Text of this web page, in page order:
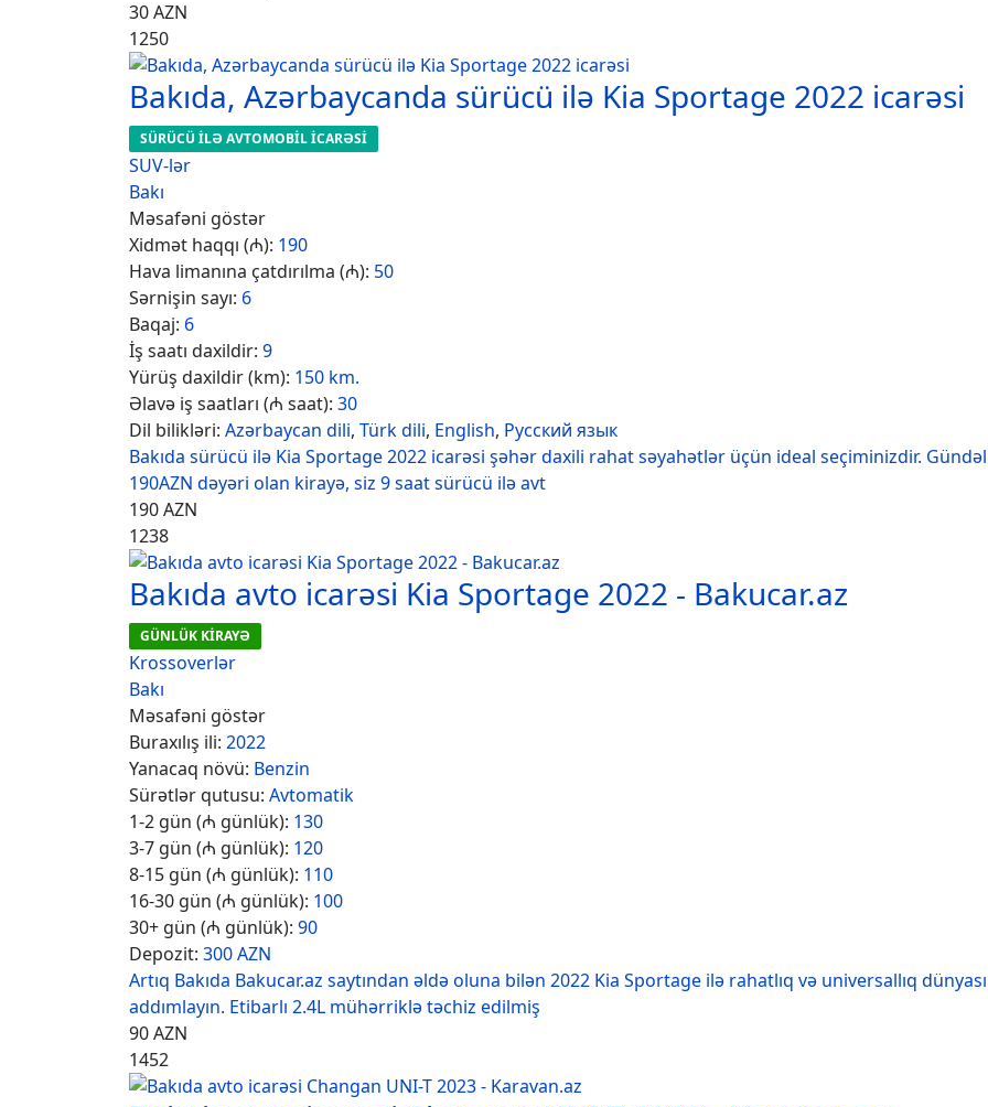
30AZN
1250
Bakıda, Azərbaycanda sürücü ilə Kia Sportage 2022 icarəsi
SÜRÜCÜ İLƏ AVTOMOBİL İCARƏSİ
SUV-lər
Bakı
Məsafəni göstər
Xidmət haqqı (₼): 190
Hava limanına çatdırılma (₼): 50
Sərnişin sayı: 6
Baqaj: 6
İş saatı daxildir: 9
Yürüş daxildir (km): 150 km.
Əlavə iş saatları (₼ saat): 30
Dil bilikləri: Azərbaycan dili, Türk dili, English, Русский язык
Bakıda sürücü ilə Kia Sportage 2022 icarəsi şəhər daxili rahat səyahətlər üçün ideal seçiminizdir.
190AZN dəyəri olan kirayə, siz 9 saat sürücü ilə avt
190AZN
1238
Bakıda avto icarəsi Kia Sportage 2022 - Bakucar.az
GÜNLÜK KİRAYƏ
Krossoverlər
Bakı
Məsafəni göstər
Buraxılış ili: 2022
Yanacaq növü: Benzin
Sürətlər qutusu: Avtomatik
1-2 gün (₼ günlük): 130
3-7 gün (₼ günlük): 120
8-15 gün (₼ günlük): 110
16-30 gün (₼ günlük): 100
30+ gün (₼ günlük): 90
Depozit: 300 AZN
Artıq Bakıda Bakucar.az saytından əldə oluna bilən 2022 Kia Sportage ilə rahatlıq və universallıq
addımlayın. Etibarlı 2.4L mühərriklə təchiz edilmiş
90AZN
1452